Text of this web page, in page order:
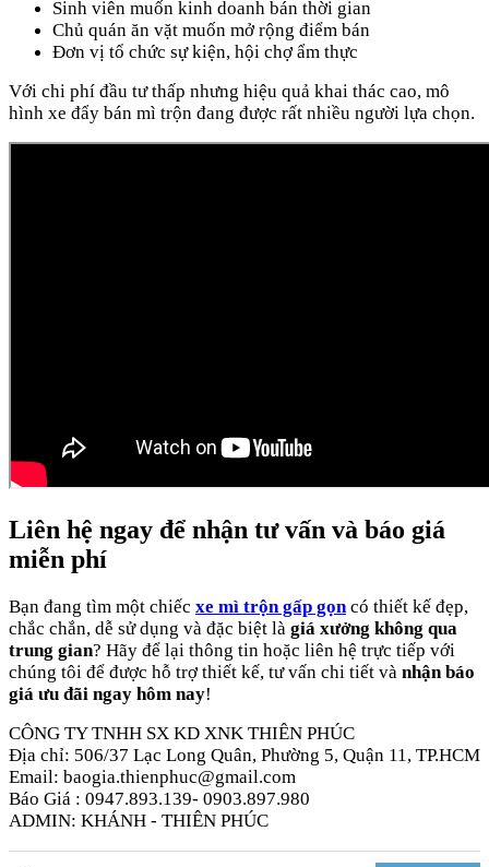
Sinh viên muốn kinh doanh bán thời gian
Chủ quán ăn vặt muốn mở rộng điểm bán
Đơn vị tổ chức sự kiện, hội chợ ẩm thực
Với chi phí đầu tư thấp nhưng hiệu quả khai thác cao, mô
hình xe đẩy bán mì trộn đang được rất nhiều người lựa chọn.
Liên hệ ngay để nhận tư vấn và báo giá
miễn phí
Bạn đang tìm một chiếc xe mì trộn gấp gọncó thiết kế đẹp,
chắc chắn, dễ sử dụng và đặc biệt là giá xưởng không qua
trung gian? Hãy để lại thông tin hoặc liên hệ trực tiếp với
chúng tôi để được hỗ trợ thiết kế, tư vấn chi tiết và nhận báo
giá ưu đãi ngay hôm nay!
CÔNG TY TNHH SX KD XNK THIÊN PHÚC
Địa chỉ: 506/37 Lạc Long Quân, Phường 5, Quận 11, TP.HCM
Email: baogia.thienphuc@gmail.com
Báo Giá : 0947.893.139- 0903.897.980
ADMIN: KHÁNH - THIÊN PHÚC